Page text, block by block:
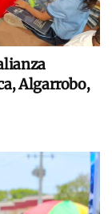
Algarrobo,